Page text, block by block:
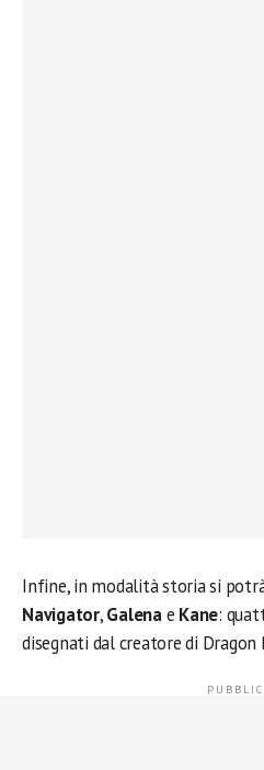
Infine, in modalità storia si
Navigator,Galenae Kane:
disegnati dal creatore di Dragon